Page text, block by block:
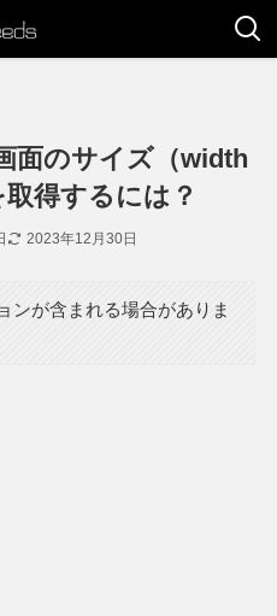
面のサイズ（width
得するには？
2023年12月30日
ンが含まれる場合がありま